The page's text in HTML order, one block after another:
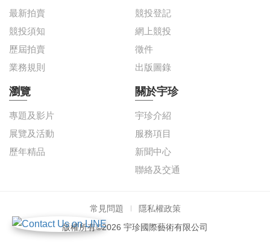
最新拍賣
競投登記
競投須知
網上競投
歷屆拍賣
徵件
業務規則
出版圖錄
瀏覽
專題及影片
展覽及活動
歷年精品
關於宇珍
宇珍介紹
服務項目
新聞中心
聯絡及交通
常見問題
隱私權政策
版權所有©2026 宇珍國際藝術有限公司